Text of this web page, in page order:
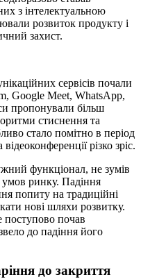
з інтелектуальною
розвиток продукту і
захист.
сервісів почали
Google Meet, WhatsApp,
пропонували більш
стиснення та
стало помітно в період
різко зріс.
функціонал, не зумів
ринку. Падіння
попиту на традиційні
нові шляхи розвитку.
поступово почав
до падіння його
до закриття